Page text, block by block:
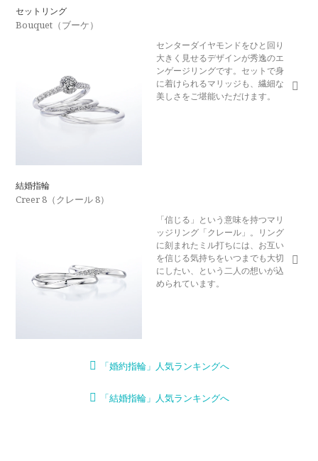
セットリング
Bouquet（ブーケ）
センターダイヤモンドをひと回り
大きく見せるデザインが秀逸のエ
ンゲージリングです。セットで身
に着けられるマリッジも、繊細な
美しさをご堪能いただけます。
結婚指輪
Creer 8（クレール 8）
「信じる」という意味を持つマリ
ッジリング「クレール」。リング
に刻まれたミル打ちには、お互い
を信じる気持ちをいつまでも大切
にしたい、という二人の想いが込
められています。
「婚約指輪」人気ランキングへ
「結婚指輪」人気ランキングへ